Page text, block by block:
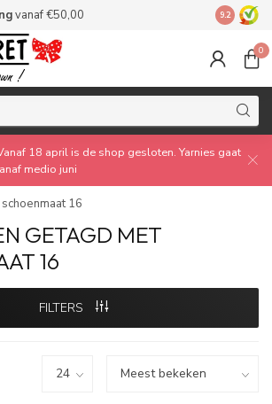
vanaf €50,00 Made by
9.2
0
18 april is de shop gesloten. Yarnies gaat
medio juni
schoenmaat 16
GETAGD MET
16
FILTERS